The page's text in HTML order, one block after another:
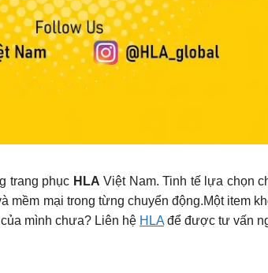
trang phục HLA Việt Nam. Tinh tế lựa chọn
mại trong từng chuyển động.Một item
mình chưa? Liên hệ HLA để được tư vấn